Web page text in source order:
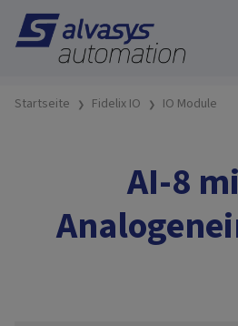
Startseite Fidelix IO IO Module
AI-8